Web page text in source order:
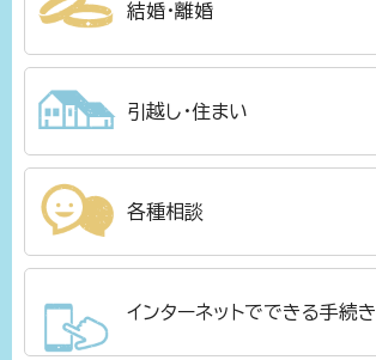
結婚・離婚
引越し・住まい
各種相談
インターネットでできる手続き